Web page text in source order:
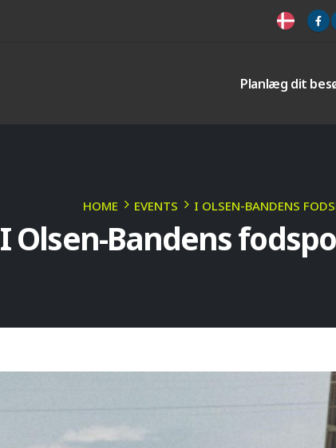
Planlæg dit
HOME EVENTS I OLSEN-BANDENS
I Olsen-Bandens